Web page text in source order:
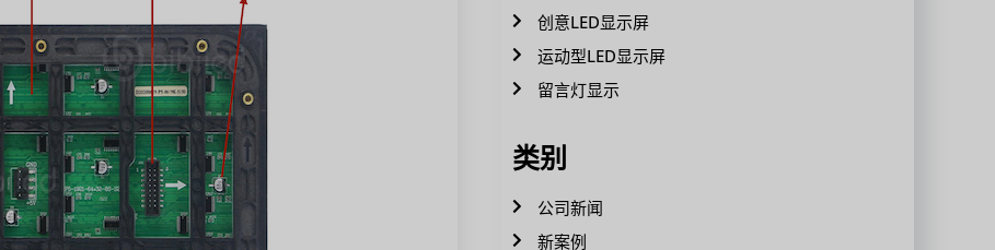
创意LED显示屏
运动型LED显示屏
留言灯显示
类别
公司新闻
新案例